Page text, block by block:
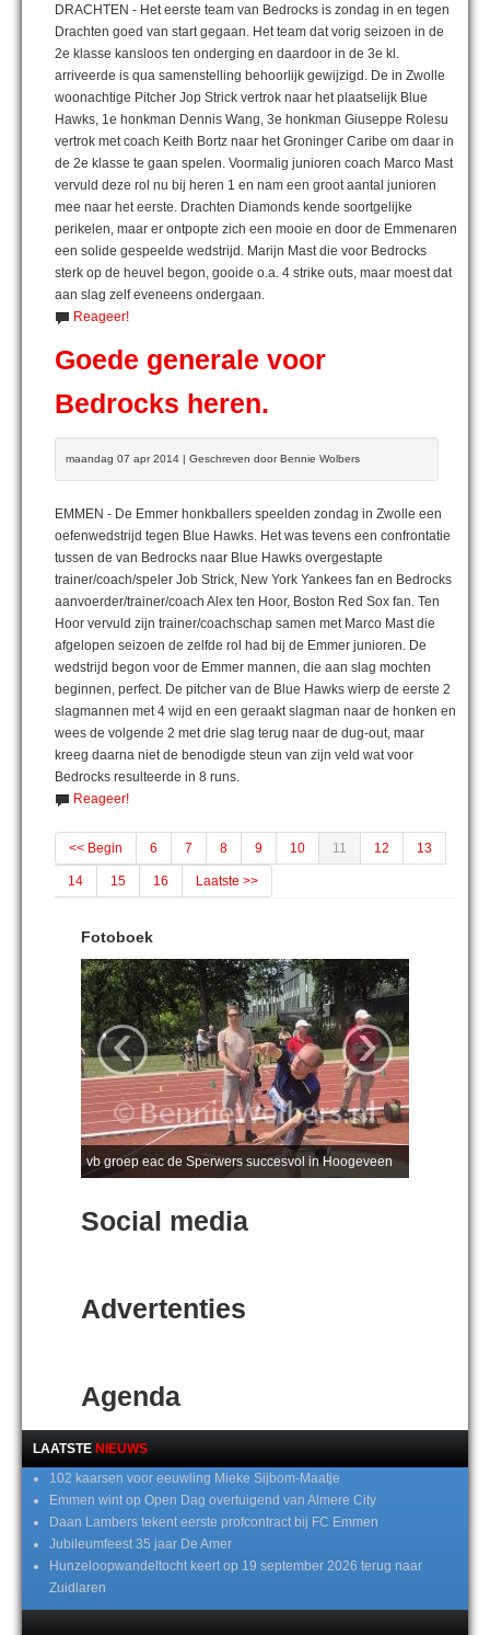
DRACHTEN - Het eerste team van Bedrocks is zondag in en tegen
Drachten goed van start gegaan. Het team dat vorig seizoen in de
2e klasse kansloos ten onderging en daardoor in de 3e kl.
arriveerde is qua samenstelling behoorlijk gewijzigd. De in Zwolle
woonachtige Pitcher Jop Strick vertrok naar het plaatselijk Blue
Hawks, 1e honkman Dennis Wang, 3e honkman Giuseppe Rolesu
vertrok met coach Keith Bortz naar het Groninger Caribe om daar in
de 2e klasse te gaan spelen. Voormalig junioren coach Marco Mast
vervuld deze rol nu bij heren 1 en nam een groot aantal junioren
mee naar het eerste. Drachten Diamonds kende soortgelijke
perikelen, maar er ontpopte zich een mooie en door de Emmenaren
een solide gespeelde wedstrijd. Marijn Mast die voor Bedrocks
sterk op de heuvel begon, gooide o.a. 4 strike outs, maar moest dat
aan slag zelf eveneens ondergaan.
Reageer!
Goede generale voor
Bedrocks heren.
maandag 07 apr 2014 | Geschreven door Bennie Wolbers
EMMEN - De Emmer honkballers speelden zondag in Zwolle een
oefenwedstrijd tegen Blue Hawks. Het was tevens een confrontatie
tussen de van Bedrocks naar Blue Hawks overgestapte
trainer/coach/speler Job Strick, New York Yankees fan en Bedrocks
aanvoerder/trainer/coach Alex ten Hoor, Boston Red Sox fan. Ten
Hoor vervuld zijn trainer/coachschap samen met Marco Mast die
afgelopen seizoen de zelfde rol had bij de Emmer junioren. De
wedstrijd begon voor de Emmer mannen, die aan slag mochten
beginnen, perfect. De pitcher van de Blue Hawks wierp de eerste 2
slagmannen met 4 wijd en een geraakt slagman naar de honken en
wees de volgende 2 met drie slag terug naar de dug-out, maar
kreeg daarna niet de benodigde steun van zijn veld wat voor
Bedrocks resulteerde in 8 runs.
Reageer!
<< Begin 6 7 8 9 10 11 12 13
14 15 16 Laatste >>
Fotoboek
vb groep eac de Sperwers succesvol in Hoogeveen
‹ ›
Social media
Advertenties
Agenda
LAATSTE NIEUWS
102 kaarsen voor eeuwling Mieke Sijbom-Maatje
Emmen wint op Open Dag overtuigend van Almere City
Daan Lambers tekent eerste profcontract bij FC Emmen
Jubileumfeest 35 jaar De Amer
Hunzeloopwandeltocht keert op 19 september 2026 terug naar
Zuidlaren